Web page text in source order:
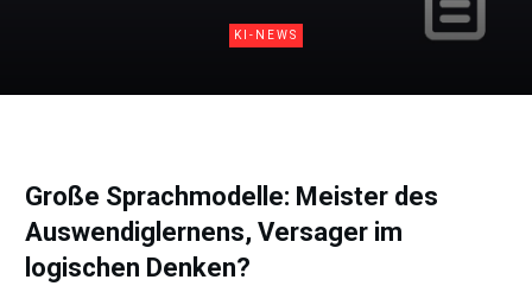
KI-NEWS
Große Sprachmodelle: Meister des
Auswendiglernens, Versager im
logischen Denken?